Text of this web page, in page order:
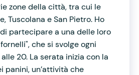
zone della città, tra cui le
Tuscolana e San Pietro. Ho
partecipare a una delle loro
che si svolge ogni
20. La serata inizia con la
panini, un’attività che